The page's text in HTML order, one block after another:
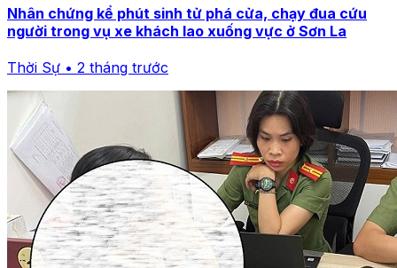
Nhân chứng kể phút sinh tử phá cửa, chạy đua cứu
người trong vụ xe khách lao xuống vực ở Sơn La
Thời Sự • 2 tháng trước